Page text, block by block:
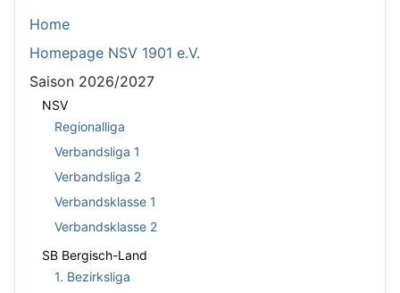
Home
Homepage NSV 1901 e.V.
Saison 2026/2027
NSV
Regionalliga
Verbandsliga 1
Verbandsliga 2
Verbandsklasse 1
Verbandsklasse 2
SB Bergisch-Land
1. Bezirksliga